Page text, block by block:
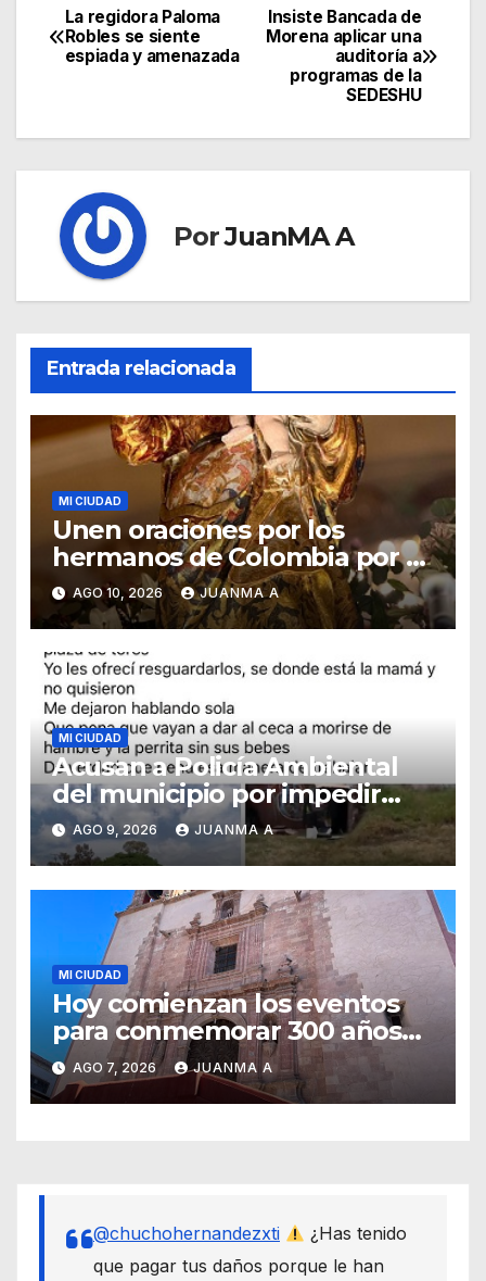
Insiste Bancada de
Morena aplicar una
auditoría a
programas de la
SEDESHU
La regidora Paloma
Robles se siente
espiada y amenazada
PorJuanMA A
Entrada relacionada
MI CIUDAD
Unen oraciones por los
hermanos de Colombia por el
terremoto de hoy por la
mañana
AGO 10, 2026 JUANMA A
MI CIUDAD
Acusan a Policía Ambiental
del municipio por impedir
resguardo de cachorros
AGO 9, 2026 JUANMA A
MI CIUDAD
Hoy comienzan los eventos
para conmemorar 300 años
del templo de San Roque
AGO 7, 2026 JUANMA A
@chuchohernandezxti
¿Has tenido
que pagar tus daños porque le han